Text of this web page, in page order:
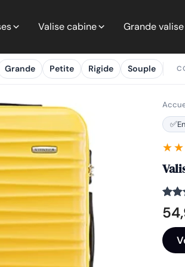
Valise cabine Grande valise
Grande Petite Rigide Souple
✅
Noté
sur
sur
2080
client